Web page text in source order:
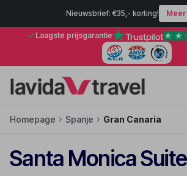
Nieuwsbrief: €35,- korting! Meer
Laagste prijsgarantie
Homepage Spanje Gran Canaria
Santa Monica